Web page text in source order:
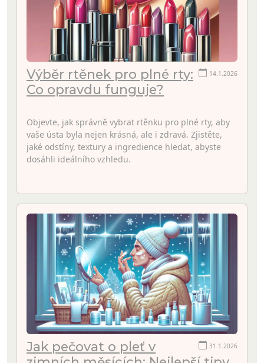
14.1.2026
Výběr rtěnek pro plné rty:
Co opravdu funguje?
Objevte, jak správně vybrat rtěnku pro plné rty, aby
vaše ústa byla nejen krásná, ale i zdravá. Zjistěte,
jaké odstíny, textury a ingredience hledat, abyste
dosáhli ideálního vzhledu.
31.1.2026
Jak pečovat o pleť v